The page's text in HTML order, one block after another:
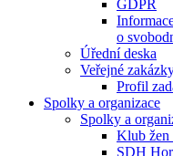
GDPR
o
Úřední deska
Veřejné
Profil
Spolky a organizace
Spolky a
Klub žen
SDH